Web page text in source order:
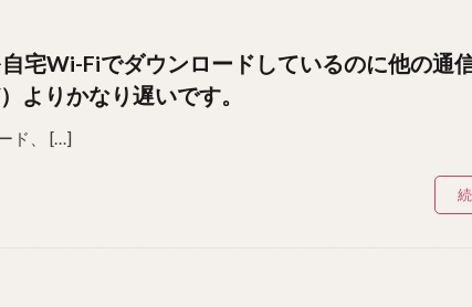
宅Wi-Fiでダウンロードしているのに他の通
よりかなり遅いです。
ド、 […]